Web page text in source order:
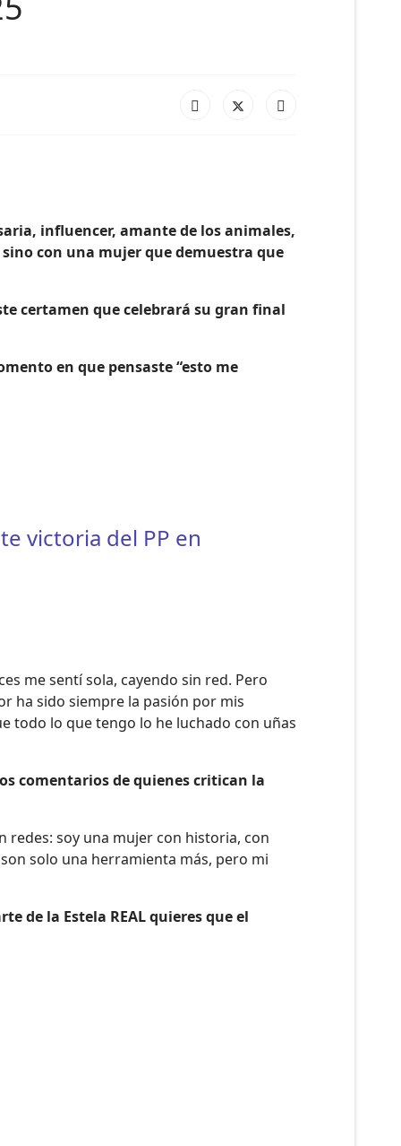
influencer, amante de los animales,
con una mujer que demuestra que
certamen que celebrará su gran final
en que pensaste “esto me
victoria del PP en
me sentí sola, cayendo sin red. Pero
ha sido siempre la pasión por mis
todo lo que tengo lo he luchado con uñas
comentarios de quienes critican la
redes: soy una mujer con historia, con
solo una herramienta más, pero mi
de la Estela REAL quieres que el